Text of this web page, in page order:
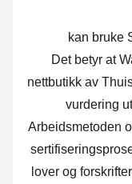
kan bruke
Det betyr at
nettbutikk av
vurdering
Arbeidsmetoden
lover og